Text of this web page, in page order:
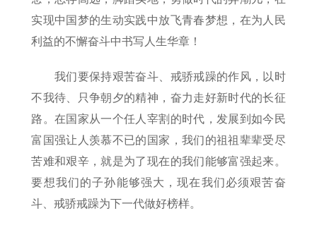
实现中国梦的生动实践中放飞青春梦想，在为人民
利益的不懈奋斗中书写人生华章！
我们要保持艰苦奋斗、戒骄戒躁的作风，以时
不我待、只争朝夕的精神，奋力走好新时代的长征
路。在国家从一个任人宰割的时代，发展到如今民
富国强让人羡慕不已的国家，我们的祖祖辈辈受尽
苦难和艰辛，就是为了现在的我们能够富强起来。
要想我们的子孙能够强大，现在我们必须艰苦奋
斗、戒骄戒躁为下一代做好榜样。